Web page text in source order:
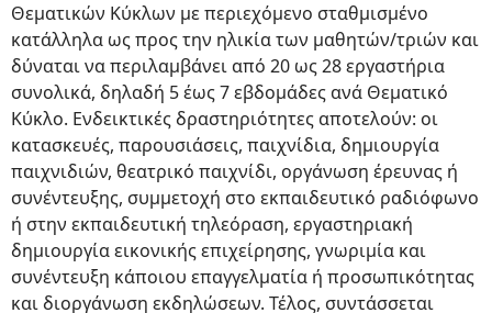
Θεματικών Κύκλων με περιεχόμενο σταθμισμένο
κατάλληλα ως προς την ηλικία των μαθητών/τριών και
δύναται να περιλαμβάνει από 20 ως 28 εργαστήρια
συνολικά, δηλαδή 5 έως 7 εβδομάδες ανά Θεματικό
Κύκλο. Ενδεικτικές δραστηριότητες αποτελούν: οι
κατασκευές, παρουσιάσεις, παιχνίδια, δημιουργία
παιχνιδιών, θεατρικό παιχνίδι, οργάνωση έρευνας ή
συνέντευξης, συμμετοχή στο εκπαιδευτικό ραδιόφωνο
ή στην εκπαιδευτική τηλεόραση, εργαστηριακή
δημιουργία εικονικής επιχείρησης, γνωριμία και
συνέντευξη κάποιου επαγγελματία ή προσωπικότητας
και διοργάνωση εκδηλώσεων. Τέλος, συντάσσεται